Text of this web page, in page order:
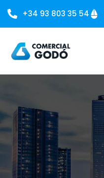
+34 93 803 35 54